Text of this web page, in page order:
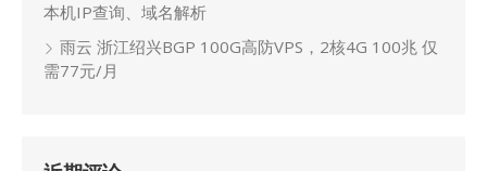
本机IP查询、域名解析
雨云 浙江绍兴BGP 100G高防VPS，2核4G 100兆 仅
需77元/月